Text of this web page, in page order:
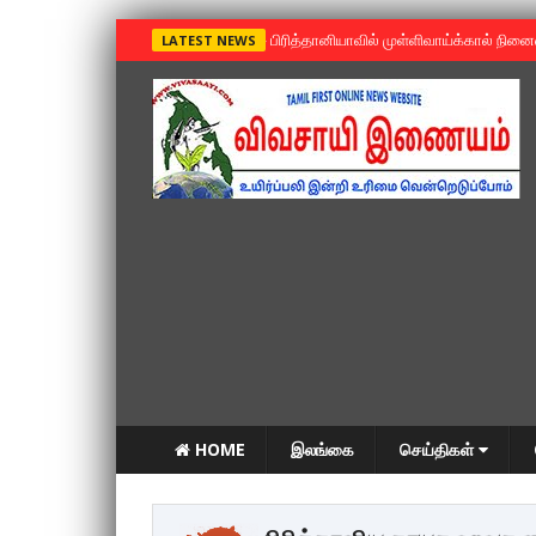
LATEST NEWS »பிரித்தானியாவில் முள்ளிவாய்க்கால்
HOME இலங்கை செய்திகள்